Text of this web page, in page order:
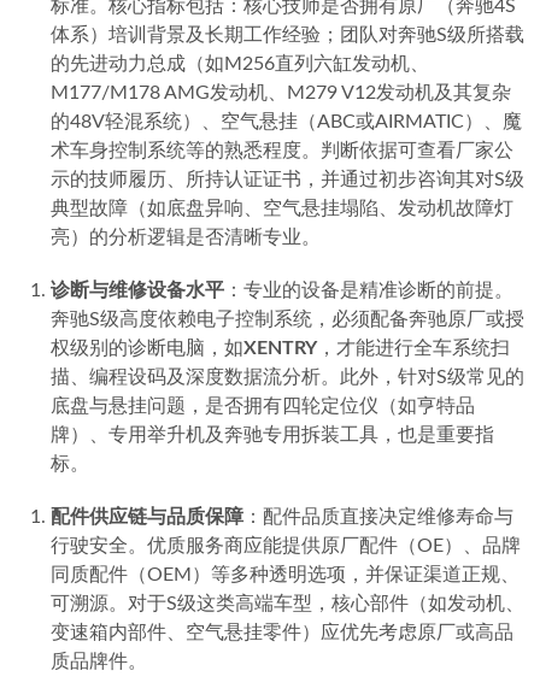
标准。核心指标包括：核心技师是否拥有原厂（奔驰4S
体系）培训背景及长期工作经验；团队对奔驰S级所搭载
的先进动力总成（如M256直列六缸发动机、
M177/M178 AMG发动机、M279 V12发动机及其复杂
的48V轻混系统）、空气悬挂（ABC或AIRMATIC）、魔
术车身控制系统等的熟悉程度。判断依据可查看厂家公
示的技师履历、所持认证证书，并通过初步咨询其对S级
典型故障（如底盘异响、空气悬挂塌陷、发动机故障灯
亮）的分析逻辑是否清晰专业。
诊断与维修设备水平 ：专业的设备是精准诊断的前提。
奔驰S级高度依赖电子控制系统，必须配备奔驰原厂或授
权级别的诊断电脑，如XENTRY，才能进行全车系统扫
描、编程设码及深度数据流分析。此外，针对S级常见的
底盘与悬挂问题，是否拥有四轮定位仪（如亨特品
牌）、专用举升机及奔驰专用拆装工具，也是重要指
标。
配件供应链与品质保障 ：配件品质直接决定维修寿命与
行驶安全。优质服务商应能提供原厂配件（OE）、品牌
同质配件（OEM）等多种透明选项，并保证渠道正规、
可溯源。对于S级这类高端车型，核心部件（如发动机、
变速箱内部件、空气悬挂零件）应优先考虑原厂或高品
质品牌件。